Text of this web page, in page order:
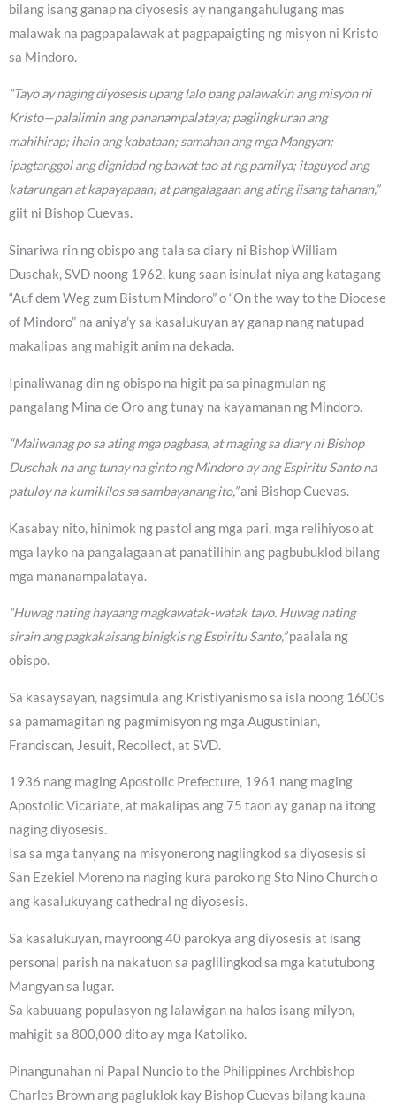
bilang isang ganap na diyosesis ay nangangahulugang mas
malawak na pagpapalawak at pagpapaigting ng misyon ni Kristo
sa Mindoro.
“Tayo ay naging diyosesis upang lalo pang palawakin ang misyon ni
Kristo—palalimin ang pananampalataya; paglingkuran ang
mahihirap; ihain ang kabataan; samahan ang mga Mangyan;
ipagtanggol ang dignidad ng bawat tao at ng pamilya; itaguyod ang
katarungan at kapayapaan; at pangalagaan ang ating iisang tahanan,”
giit ni Bishop Cuevas.
Sinariwa rin ng obispo ang tala sa diary ni Bishop William
Duschak, SVD noong 1962, kung saan isinulat niya ang katagang
“Auf dem Weg zum Bistum Mindoro” o “On the way to the Diocese
of Mindoro” na aniya’y sa kasalukuyan ay ganap nang natupad
makalipas ang mahigit anim na dekada.
Ipinaliwanag din ng obispo na higit pa sa pinagmulan ng
pangalang Mina de Oro ang tunay na kayamanan ng Mindoro.
“Maliwanag po sa ating mga pagbasa, at maging sa diary ni Bishop
Duschak na ang tunay na ginto ng Mindoro ay ang Espiritu Santo na
patuloy na kumikilos sa sambayanang ito,”ani Bishop Cuevas.
Kasabay nito, hinimok ng pastol ang mga pari, mga relihiyoso at
mga layko na pangalagaan at panatilihin ang pagbubuklod bilang
mga mananampalataya.
“Huwag nating hayaang magkawatak-watak tayo. Huwag nating
sirain ang pagkakaisang binigkis ng Espiritu Santo,”paalala ng
obispo.
Sa kasaysayan, nagsimula ang Kristiyanismo sa isla noong 1600s
sa pamamagitan ng pagmimisyon ng mga Augustinian,
Franciscan, Jesuit, Recollect, at SVD.
1936 nang maging Apostolic Prefecture, 1961 nang maging
Apostolic Vicariate, at makalipas ang 75 taon ay ganap na itong
naging diyosesis.
Isa sa mga tanyang na misyonerong naglingkod sa diyosesis si
San Ezekiel Moreno na naging kura paroko ng Sto Nino Church o
ang kasalukuyang cathedral ng diyosesis.
Sa kasalukuyan, mayroong 40 parokya ang diyosesis at isang
personal parish na nakatuon sa paglilingkod sa mga katutubong
Mangyan sa lugar.
Sa kabuuang populasyon ng lalawigan na halos isang milyon,
mahigit sa 800,000 dito ay mga Katoliko.
Pinangunahan ni Papal Nuncio to the Philippines Archbishop
Charles Brown ang pagluklok kay Bishop Cuevas bilang kauna-